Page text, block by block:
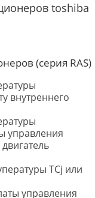
toshiba
(серия RAS)
внутреннего
управления
TCj или
управления